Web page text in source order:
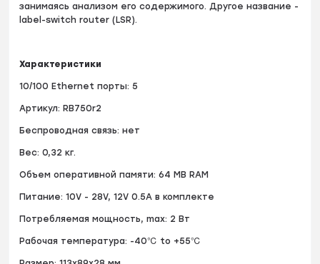
занимаясь анализом его содержимого. Другое название -
label-switch router (LSR).
Характеристики
10/100 Ethernet порты: 5
Артикул: RB750r2
Беспроводная связь: нет
Вес: 0,32 кг.
Объем оперативной памяти: 64 MB RAM
Питание: 10V - 28V, 12V 0.5A в комплекте
Потребляемая мощность, max: 2 Вт
Рабочая температура: -40℃ to +55℃